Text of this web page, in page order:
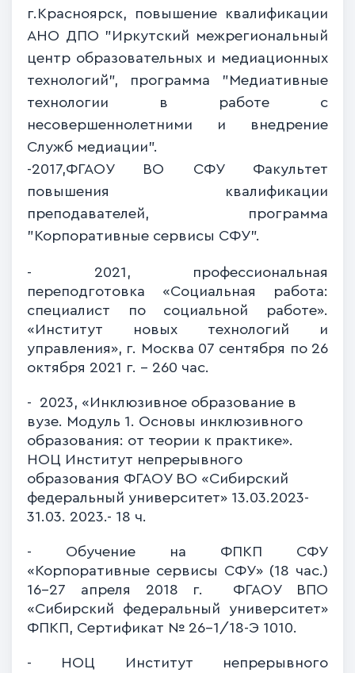
г.Красноярск, повышение квалификации
АНО ДПО "Иркутский межрегиональный
центр образовательных и медиационных
технологий", программа "Медиативные
технологии в работе с
несовершеннолетними и внедрение
Служб медиации".
-2017,ФГАОУ ВО СФУ Факультет
повышения квалификации
преподавателей, программа
"Корпоративные сервисы СФУ".
- 2021, профессиональная
переподготовка «Социальная работа:
специалист по социальной работе».
«Институт новых технологий и
управления», г. Москва 07 сентября по 26
октября 2021 г. - 260 час.
- 2023, «Инклюзивное образование в
вузе. Модуль 1. Основы инклюзивного
образования: от теории к практике».
НОЦ Институт непрерывного
образования ФГАОУ ВО «Сибирский
федеральный университет» 13.03.2023-
31.03. 2023.- 18 ч.
- Обучение на ФПКП СФУ
«Корпоративные сервисы СФУ» (18 час.)
16-27 апреля 2018 г. ФГАОУ ВПО
«Сибирский федеральный университет»
ФПКП, Сертификат № 26-1/18-Э 1010.
- НОЦ Институт непрерывного